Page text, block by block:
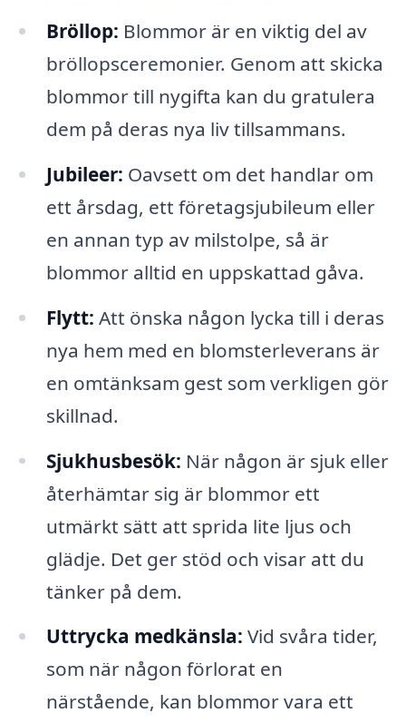
Bröllop: Blommor är en viktig del av
bröllopsceremonier. Genom att skicka
blommor till nygifta kan du gratulera
dem på deras nya liv tillsammans.
Jubileer: Oavsett om det handlar om
ett årsdag, ett företagsjubileum eller
en annan typ av milstolpe, så är
blommor alltid en uppskattad gåva.
Flytt: Att önska någon lycka till i deras
nya hem med en blomsterleverans är
en omtänksam gest som verkligen gör
skillnad.
Sjukhusbesök: När någon är sjuk eller
återhämtar sig är blommor ett
utmärkt sätt att sprida lite ljus och
glädje. Det ger stöd och visar att du
tänker på dem.
Uttrycka medkänsla: Vid svåra tider,
som när någon förlorat en
närstående, kan blommor vara ett